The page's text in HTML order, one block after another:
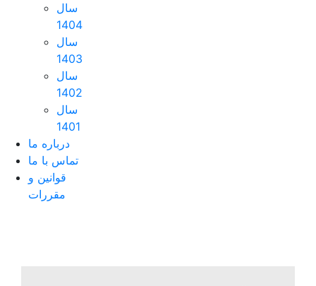
سال
1404
سال
1403
سال
1402
سال
1401
درباره ما
تماس با ما
قوانین و
مقررات